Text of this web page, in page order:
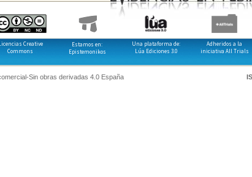
Creative
Commons
Estamos en:
Epistemonikos
Una plataforma de:
Lúa Ediciones 3.0
Adheridos a la
iniciativa All Trials
Sin obras derivadas 4.0 España